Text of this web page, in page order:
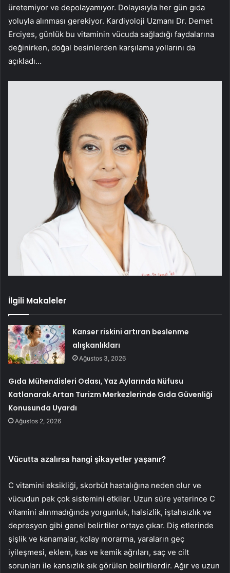
üretemiyor ve depolayamıyor. Dolayısıyla her gün gıda
yoluyla alınması gerekiyor. Kardiyoloji Uzmanı Dr. Demet
Erciyes, günlük bu vitaminin vücuda sağladığı faydalarına
değinirken, doğal besinlerden karşılama yollarını da
açıkladı…
İlgili Makaleler
Kanser riskini artıran beslenme
alışkanlıkları
Ağustos 3, 2026
Gıda Mühendisleri Odası, Yaz Aylarında Nüfusu
Katlanarak Artan Turizm Merkezlerinde Gıda Güvenliği
Konusunda Uyardı
Ağustos 2, 2026
Vücutta azalırsa hangi şikayetler yaşanır?
C vitamini eksikliği, skorbüt hastalığına neden olur ve
vücudun pek çok sistemini etkiler. Uzun süre yeterince C
vitamini alınmadığında yorgunluk, halsizlik, iştahsızlık ve
depresyon gibi genel belirtiler ortaya çıkar. Diş etlerinde
şişlik ve kanamalar, kolay morarma, yaraların geç
iyileşmesi, eklem, kas ve kemik ağrıları, saç ve cilt
sorunları ile kansızlık sık görülen belirtilerdir. Ağır ve uzun